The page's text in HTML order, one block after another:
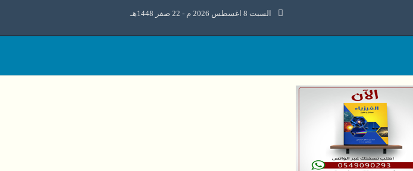
السبت 8 اغسطس 2026 م - 22 صفر 1448هـ